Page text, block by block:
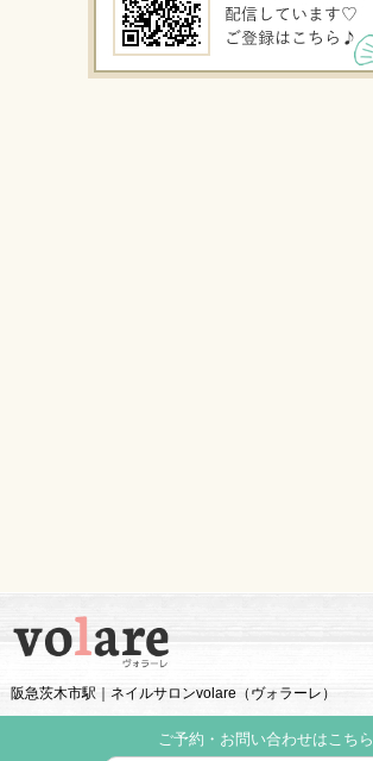
阪急茨木市駅｜ネイルサロンvolare（ヴォラーレ）
ご予約・お問い合わせはこちら